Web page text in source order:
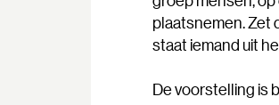
plaatsnemen. Zet
staat iemand uit
De voorstelling is